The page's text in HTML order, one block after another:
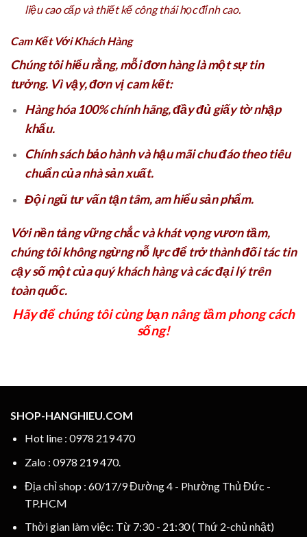
liệu cao cấp và thiết kế công thái học đỉnh cao.
Cam Kết Với Khách Hàng
Chúng tôi hiểu rằng, mỗi đơn hàng là một sự tin
tưởng. Vì vậy, đơn vị cam kết:
Hàng hóa100% chính hãng, đầy đủ giấy tờ nhập
khẩu.
Chính sách bảo hành và hậu mãi chu đáo theo tiêu
chuẩn của nhà sản xuất.
Đội ngũ tư vấn tận tâm, am hiểu sản phẩm.
Với nền tảng vững chắc và khát vọng vươn tầm,
chúng tôi không ngừng nỗ lực để trở thành đối tác tin
cậy số một của quý khách hàng và các đại lý trên
toàn quốc.
Hãy để chúng tôi cùng bạn nâng tầm phong cách
sống!
SHOP-HANGHIEU.COM
Hot line : 0978 219 470
Zalo : 0978 219 470.
Địa chỉ shop : 60/17/9 Đường 4 - Phường Thủ Đức -
TP.HCM
Thời gian làm việc: Từ 7:30 - 21:30 ( Thứ 2-chủ nhật)